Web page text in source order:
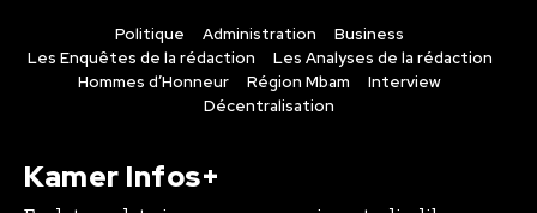
Politique Administration
Business
Les Enquêtes de la rédaction
Les Analyses de la rédaction
Hommes d’Honneur
Région Mbam
Interview
Décentralisation
Kamer Infos+